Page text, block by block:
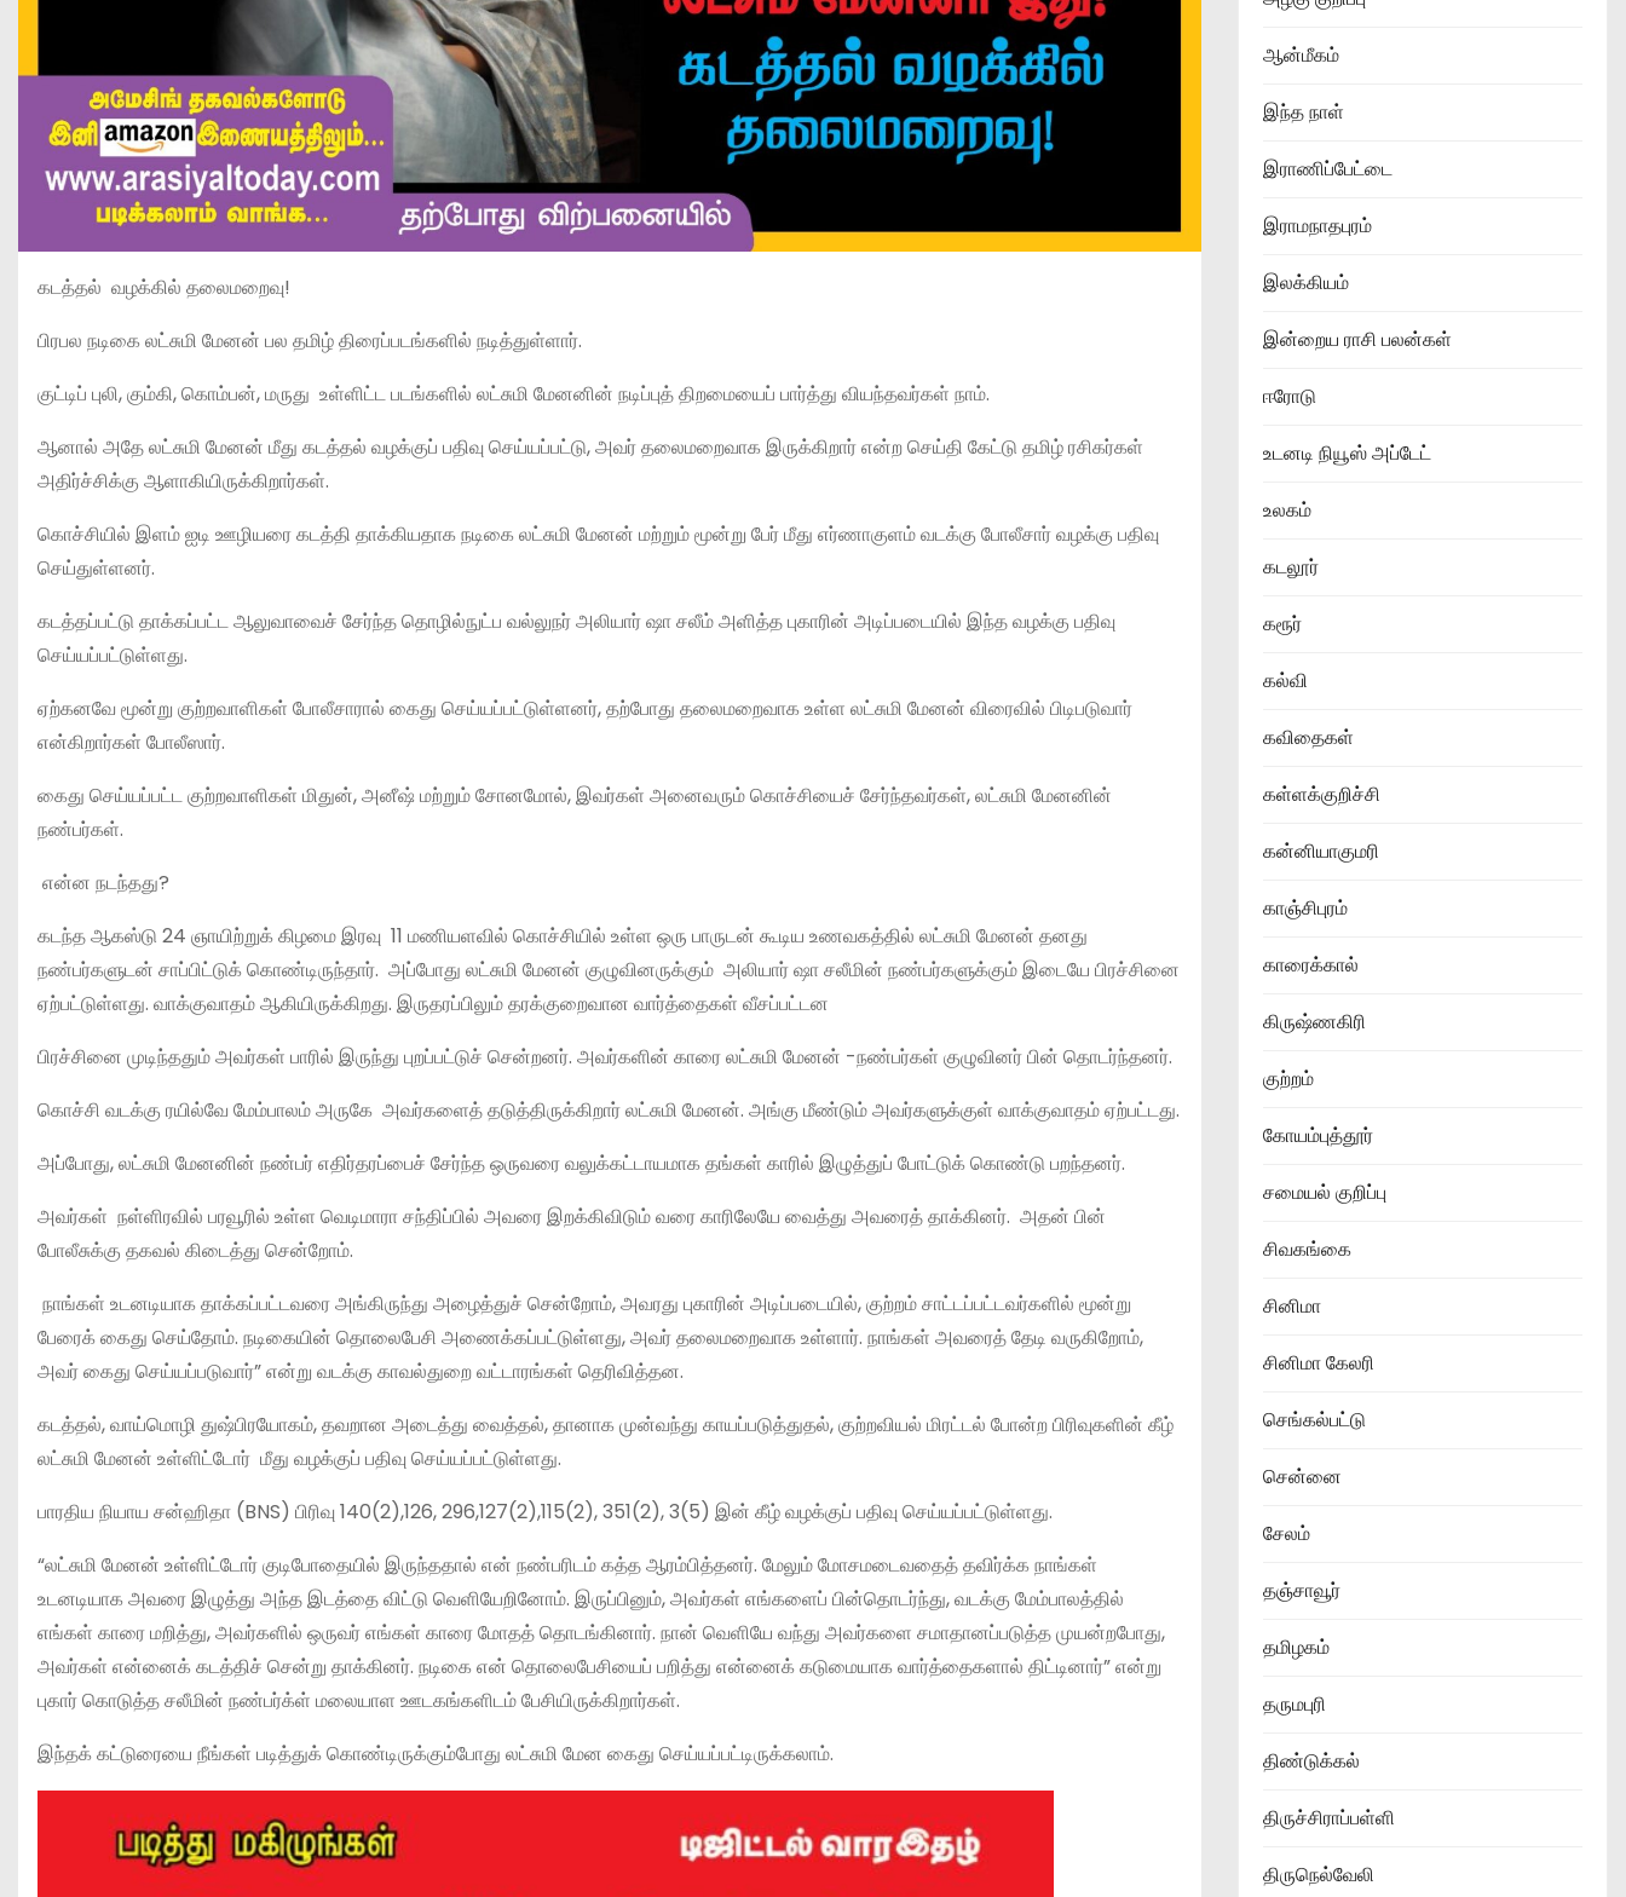
கடத்தல் வழக்கில் தலைமறைவு!
பிரபல நடிகை லட்சுமி மேனன் பல தமிழ் திரைப்படங்களில் நடித்துள்ளார்.
குட்டிப் புலி, கும்கி, கொம்பன், மருது உள்ளிட்ட படங்களில் லட்சுமி மேனனின் நடிப்புத் திறமையைப் பார்த்து வியந்தவர்கள் நாம்.
ஆனால் அதே லட்சுமி மேனன் மீது கடத்தல் வழக்குப் பதிவு செய்யப்பட்டு, அவர் தலைமறைவாக இருக்கிறார் என்ற செய்தி கேட்டு தமிழ் ரசிகர்கள்
அதிர்ச்சிக்கு ஆளாகியிருக்கிறார்கள்.
கொச்சியில் இளம் ஐடி ஊழியரை கடத்தி தாக்கியதாக நடிகை லட்சுமி மேனன் மற்றும் மூன்று பேர் மீது எர்ணாகுளம் வடக்கு போலீசார் வழக்கு பதிவு
செய்துள்ளனர்.
கடத்தப்பட்டு தாக்கப்பட்ட ஆலுவாவைச் சேர்ந்த தொழில்நுட்ப வல்லுநர் அலியார் ஷா சலீம் அளித்த புகாரின் அடிப்படையில் இந்த வழக்கு பதிவு
செய்யப்பட்டுள்ளது.
ஏற்கனவே மூன்று குற்றவாளிகள் போலீசாரால் கைது செய்யப்பட்டுள்ளனர், தற்போது தலைமறைவாக உள்ள லட்சுமி மேனன் விரைவில் பிடிபடுவார்
என்கிறார்கள் போலீஸார்.
கைது செய்யப்பட்ட குற்றவாளிகள் மிதுன், அனீஷ் மற்றும் சோனமோல், இவர்கள் அனைவரும் கொச்சியைச் சேர்ந்தவர்கள், லட்சுமி மேனனின்
நண்பர்கள்.
என்ன நடந்தது?
கடந்த ஆகஸ்டு 24 ஞாயிற்றுக் கிழமை இரவு 11 மணியளவில் கொச்சியில் உள்ள ஒரு பாருடன் கூடிய உணவகத்தில் லட்சுமி மேனன் தனது
நண்பர்களுடன் சாப்பிட்டுக் கொண்டிருந்தார். அப்போது லட்சுமி மேனன் குழுவினருக்கும் அலியார் ஷா சலீமின் நண்பர்களுக்கும் இடையே பிரச்சினை
ஏற்பட்டுள்ளது. வாக்குவாதம் ஆகியிருக்கிறது. இருதரப்பிலும் தரக்குறைவான வார்த்தைகள் வீசப்பட்டன
பிரச்சினை முடிந்ததும் அவர்கள் பாரில் இருந்து புறப்பட்டுச் சென்றனர். அவர்களின் காரை லட்சுமி மேனன் -நண்பர்கள் குழுவினர் பின் தொடர்ந்தனர்.
கொச்சி வடக்கு ரயில்வே மேம்பாலம் அருகே அவர்களைத் தடுத்திருக்கிறார் லட்சுமி மேனன். அங்கு மீண்டும் அவர்களுக்குள் வாக்குவாதம் ஏற்பட்டது.
அப்போது, லட்சுமி மேனனின் நண்பர் எதிர்தரப்பைச் சேர்ந்த ஒருவரை வலுக்கட்டாயமாக தங்கள் காரில் இழுத்துப் போட்டுக் கொண்டு பறந்தனர்.
அவர்கள் நள்ளிரவில் பரவூரில் உள்ள வெடிமாரா சந்திப்பில் அவரை இறக்கிவிடும் வரை காரிலேயே வைத்து அவரைத் தாக்கினர். அதன் பின்
போலீசுக்கு தகவல் கிடைத்து சென்றோம்.
நாங்கள் உடனடியாக தாக்கப்பட்டவரை அங்கிருந்து அழைத்துச் சென்றோம், அவரது புகாரின் அடிப்படையில், குற்றம் சாட்டப்பட்டவர்களில் மூன்று
பேரைக் கைது செய்தோம். நடிகையின் தொலைபேசி அணைக்கப்பட்டுள்ளது, அவர் தலைமறைவாக உள்ளார். நாங்கள் அவரைத் தேடி வருகிறோம்,
அவர் கைது செய்யப்படுவார்” என்று வடக்கு காவல்துறை வட்டாரங்கள் தெரிவித்தன.
கடத்தல், வாய்மொழி துஷ்பிரயோகம், தவறான அடைத்து வைத்தல், தானாக முன்வந்து காயப்படுத்துதல், குற்றவியல் மிரட்டல் போன்ற பிரிவுகளின் கீழ்
லட்சுமி மேனன் உள்ளிட்டோர் மீது வழக்குப் பதிவு செய்யப்பட்டுள்ளது.
பாரதிய நியாய சன்ஹிதா (BNS) பிரிவு 140(2),126, 296,127(2),115(2), 351(2), 3(5) இன் கீழ் வழக்குப் பதிவு செய்யப்பட்டுள்ளது.
“லட்சுமி மேனன் உள்ளிட்டோர் குடிபோதையில் இருந்ததால் என் நண்பரிடம் கத்த ஆரம்பித்தனர். மேலும் மோசமடைவதைத் தவிர்க்க நாங்கள்
உடனடியாக அவரை இழுத்து அந்த இடத்தை விட்டு வெளியேறினோம். இருப்பினும், அவர்கள் எங்களைப் பின்தொடர்ந்து, வடக்கு மேம்பாலத்தில்
எங்கள் காரை மறித்து, அவர்களில் ஒருவர் எங்கள் காரை மோதத் தொடங்கினார். நான் வெளியே வந்து அவர்களை சமாதானப்படுத்த முயன்றபோது,
அவர்கள் என்னைக் கடத்திச் சென்று தாக்கினர். நடிகை என் தொலைபேசியைப் பறித்து என்னைக் கடுமையாக வார்த்தைகளால் திட்டினார்” என்று
புகார் கொடுத்த சலீமின் நண்பர்க்ள் மலையாள ஊடகங்களிடம் பேசியிருக்கிறார்கள்.
இந்தக் கட்டுரையை நீங்கள் படித்துக் கொண்டிருக்கும்போது லட்சுமி மேன கைது செய்யப்பட்டிருக்கலாம்.
ஆன்மீகம்
இந்த நாள்
இராணிப்பேட்டை
இராமநாதபுரம்
இலக்கியம்
இன்றைய ராசி பலன்கள்
ஈரோடு
உடனடி நியூஸ் அப்டேட்
உலகம்
கடலூர்
கரூர்
கல்வி
கவிதைகள்
கள்ளக்குறிச்சி
கன்னியாகுமரி
காஞ்சிபுரம்
காரைக்கால்
கிருஷ்ணகிரி
குற்றம்
கோயம்புத்தூர்
சமையல் குறிப்பு
சிவகங்கை
சினிமா
சினிமா கேலரி
செங்கல்பட்டு
சென்னை
சேலம்
தஞ்சாவூர்
தமிழகம்
தருமபுரி
திண்டுக்கல்
திருச்சிராப்பள்ளி
திருநெல்வேலி